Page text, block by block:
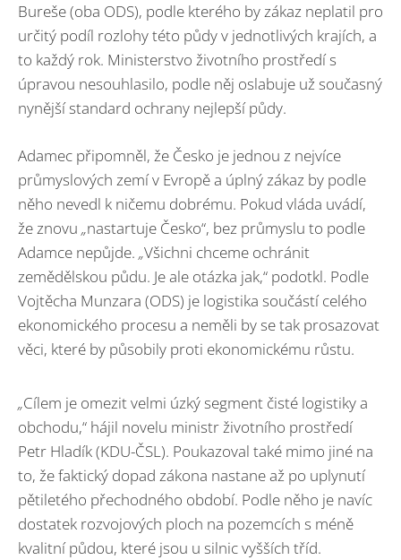
Bureše (oba ODS), podle kterého by zákaz neplatil pro
určitý podíl rozlohy této půdy v jednotlivých krajích, a
to každý rok. Ministerstvo životního prostředí s
úpravou nesouhlasilo, podle něj oslabuje už současný
nynější standard ochrany nejlepší půdy.
Adamec připomněl, že Česko je jednou z nejvíce
průmyslových zemí v Evropě a úplný zákaz by podle
něho nevedl k ničemu dobrému. Pokud vláda uvádí,
že znovu „nastartuje Česko“, bez průmyslu to podle
Adamce nepůjde. „Všichni chceme ochránit
zemědělskou půdu. Je ale otázka jak,“ podotkl. Podle
Vojtěcha Munzara (ODS) je logistika součástí celého
ekonomického procesu a neměli by se tak prosazovat
věci, které by působily proti ekonomickému růstu.
„Cílem je omezit velmi úzký segment čisté logistiky a
obchodu,“ hájil novelu ministr životního prostředí
Petr Hladík (KDU-ČSL). Poukazoval také mimo jiné na
to, že faktický dopad zákona nastane až po uplynutí
pětiletého přechodného období. Podle něho je navíc
dostatek rozvojových ploch na pozemcích s méně
kvalitní půdou, které jsou u silnic vyšších tříd.